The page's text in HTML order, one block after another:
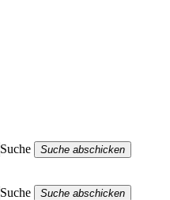
Suche
Suche abschicken
Suche
Suche abschicken